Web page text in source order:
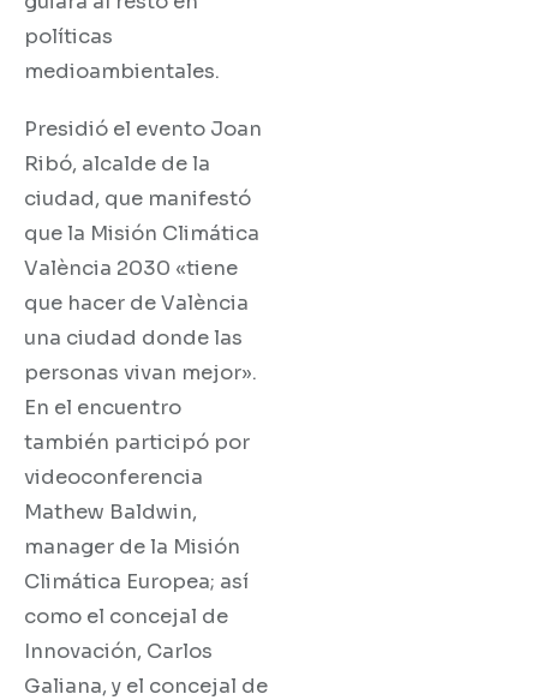
políticas
medioambientales.
Presidió el evento Joan
Ribó, alcalde de la
ciudad, que manifestó
que la Misión Climática
València 2030 «tiene
que hacer de València
una ciudad donde las
personas vivan mejor».
En el encuentro
también participó por
videoconferencia
Mathew Baldwin,
manager de la Misión
Climática Europea; así
como el concejal de
Innovación, Carlos
Galiana, y el concejal de